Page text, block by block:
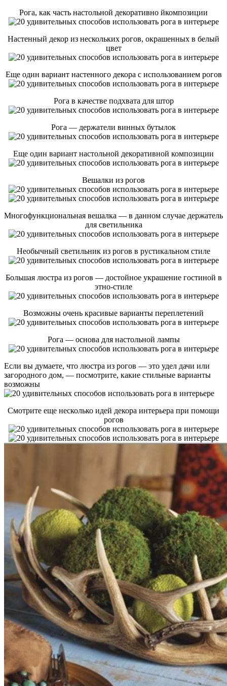
Рога, как часть настольной декоративно йкомпозиции
Настенный декор из нескольких рогов, окрашенных в белый
цвет
Еще один вариант настенного декора с использованием рогов
Рога в качестве подхвата для штор
Рога — держатели винных бутылок
Еще один вариант настольной декоративной композиции
Вешалки из рогов
Многофункциональная вешалка — в данном случае держатель
для светильника
Необычный светильник из рогов в рустикальном стиле
Большая люстра из рогов — достойное украшение гостиной в
этно-стиле
Возможны очень красивые варианты переплетений
Рога — основа для настольной лампы
Если вы думаете, что люстра из рогов — это удел дачи или
загородного дом, — посмотрите, какие стильные варианты
возможны
Смотрите еще несколько идей декора интерьера при помощи
рогов